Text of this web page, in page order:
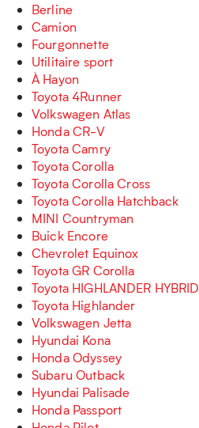
Berline
Camion
Fourgonnette
Utilitaire sport
À Hayon
Toyota 4Runner
Volkswagen Atlas
Honda CR-V
Toyota Camry
Toyota Corolla
Toyota Corolla Cross
Toyota Corolla Hatchback
MINI Countryman
Buick Encore
Chevrolet Equinox
Toyota GR Corolla
Toyota HIGHLANDER HYBRID
Toyota Highlander
Volkswagen Jetta
Hyundai Kona
Honda Odyssey
Subaru Outback
Hyundai Palisade
Honda Passport